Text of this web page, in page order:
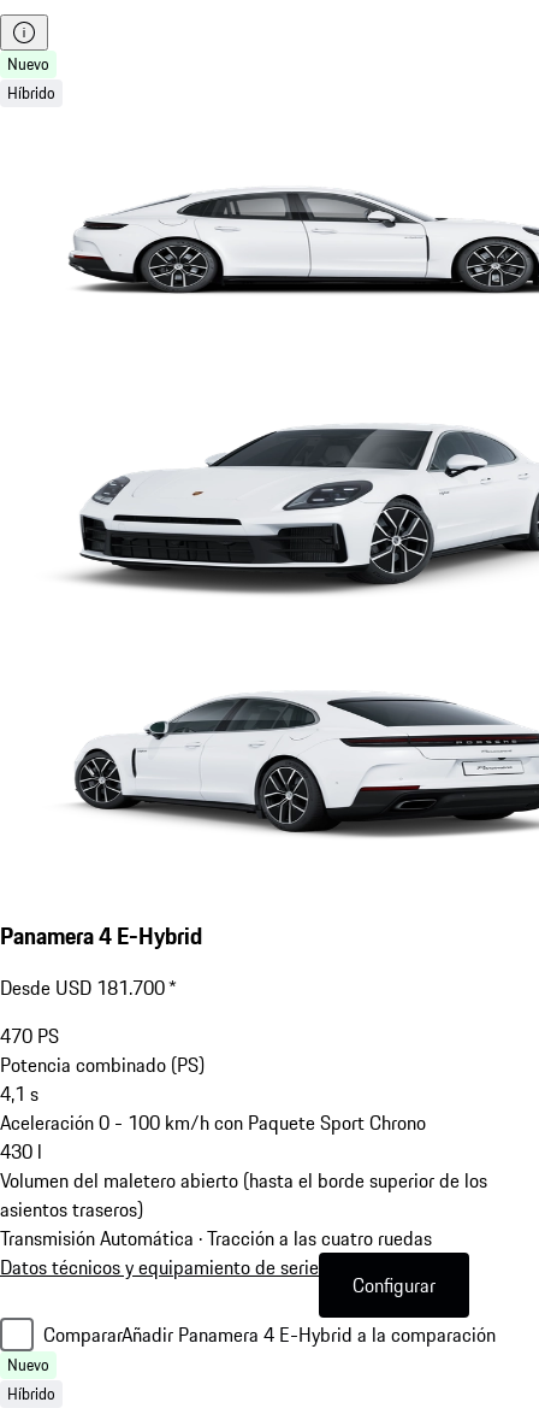
Nuevo
Híbrido
Panamera 4 E-Hybrid
Desde USD 181.700 *
470 PS
Potencia combinado (PS)
4,1 s
Aceleración 0 - 100 km/h con Paquete Sport Chrono
430 l
Volumen del maletero abierto (hasta el borde superior de los
asientos traseros)
Transmisión Automática · Tracción a las cuatro ruedas
Datos técnicos y equipamiento de serie
Configurar
CompararAñadir Panamera 4 E-Hybrid a la comparación
Nuevo
Híbrido